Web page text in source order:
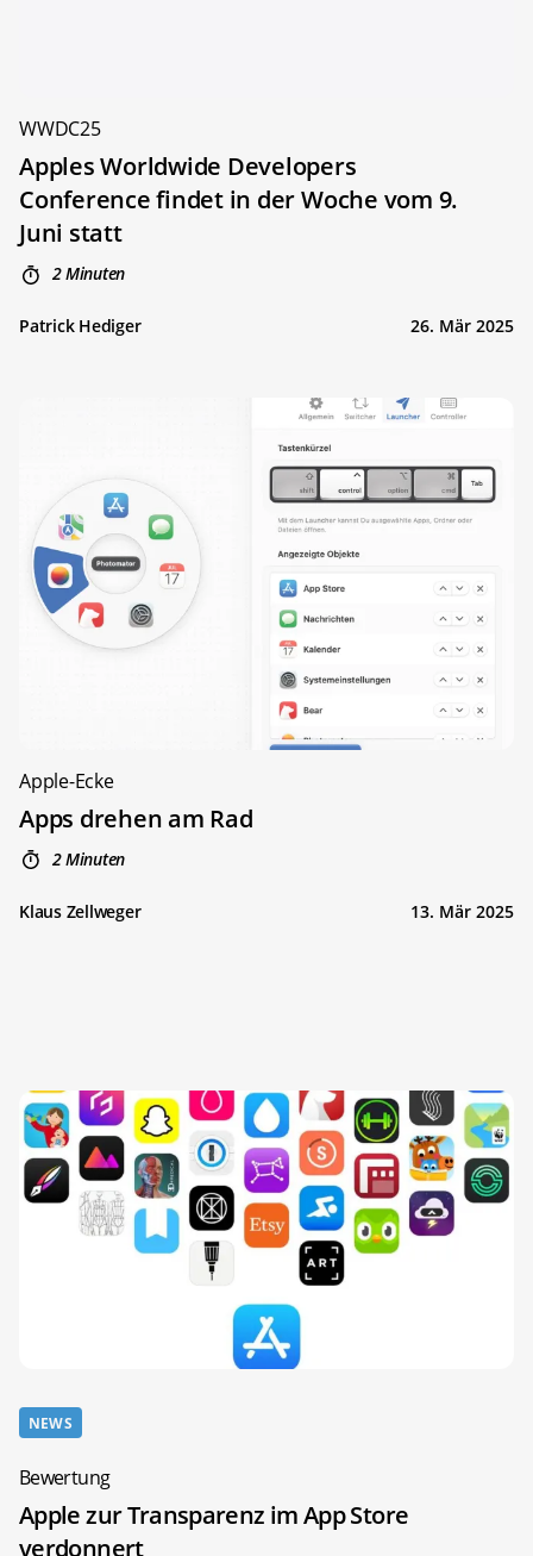
WWDC25
Apples Worldwide Developers
Conference findet in der Woche vom 9.
Juni statt
2 Minuten
Patrick Hediger 26. Mär 2025
Apple-Ecke
Apps drehen am Rad
2 Minuten
Klaus Zellweger 13. Mär 2025
NEWS
Bewertung
Apple zur Transparenz im App Store
verdonnert